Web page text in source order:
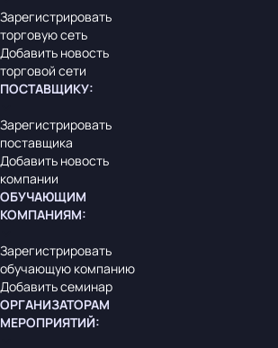
Зарегистрировать
торговую сеть
Добавить новость
торговой сети
ПОСТАВЩИКУ:
Зарегистрировать
поставщика
Добавить новость
компании
ОБУЧАЮЩИМ
КОМПАНИЯМ:
Зарегистрировать
обучающую компанию
Добавить семинар
ОРГАНИЗАТОРАМ
МЕРОПРИЯТИЙ: